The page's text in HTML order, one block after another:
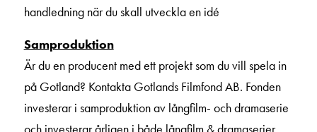
handledning när du skall utveckla en idé
Samproduktion
Är du en producent med ett projekt som du vill spela in
på Gotland? Kontakta Gotlands Filmfond AB. Fonden
investerar i samproduktion av långfilm- och dramaserie
och investerar årligen i både långfilm & dramaserier.